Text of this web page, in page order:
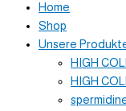
Home
Shop
Unsere
HIGH
HIGH